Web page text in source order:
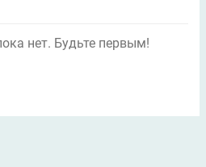
нет. Будьте первым!